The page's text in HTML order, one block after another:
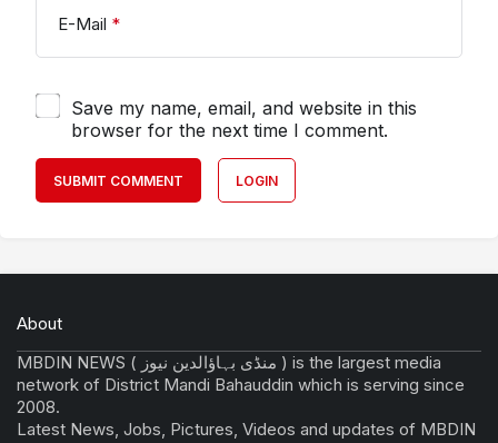
E-Mail *
Save my name, email, and website in this
browser for the next time I comment.
SUBMIT COMMENT LOGIN
About
MBDIN NEWS ( منڈی بہاؤالدین نیوز ) is the largest media
network of District Mandi Bahauddin which is serving since
2008.
Latest News, Jobs, Pictures, Videos and updates of MBDIN